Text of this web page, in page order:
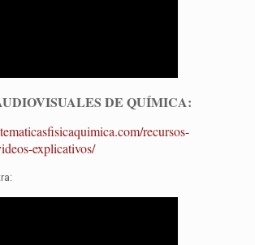
DE QUÍMICA:
recursos-
explicativos/